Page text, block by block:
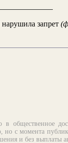
запрет
общественное
с момента
и без выплаты